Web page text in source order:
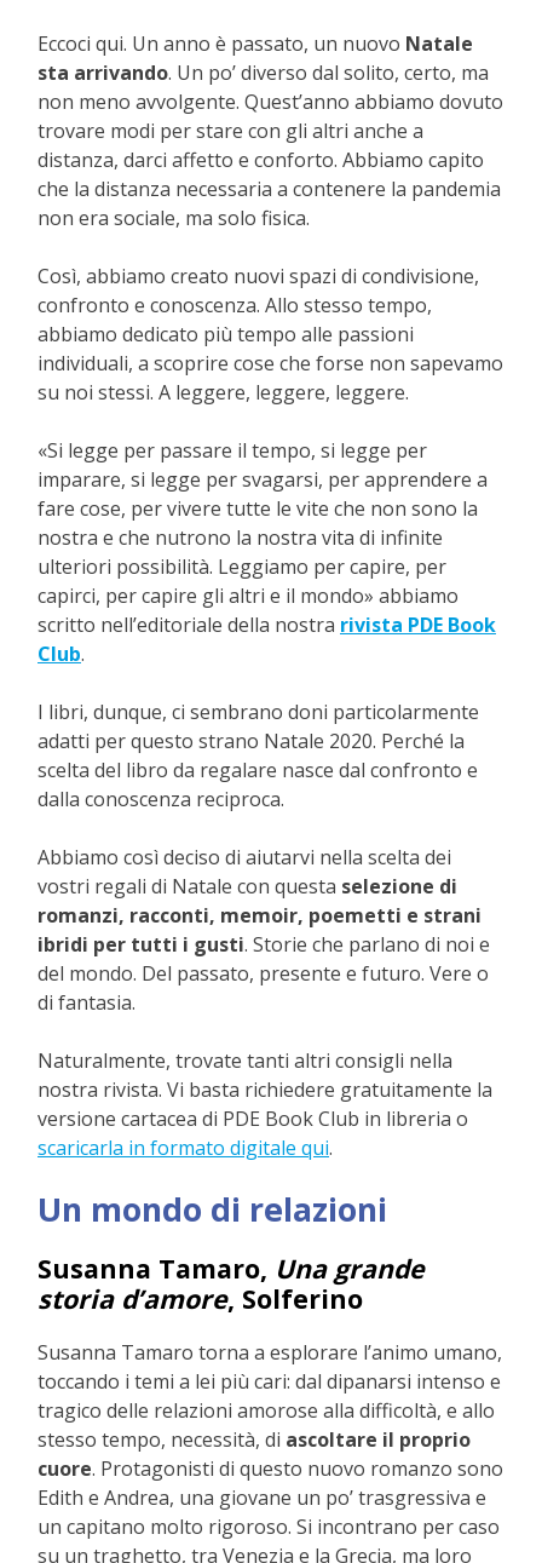
Eccoci qui. Un anno è passato, un nuovo Natale
sta arrivando. Un po’ diverso dal solito, certo, ma
non meno avvolgente. Quest’anno abbiamo dovuto
trovare modi per stare con gli altri anche a
distanza, darci affetto e conforto. Abbiamo capito
che la distanza necessaria a contenere la pandemia
non era sociale, ma solo fisica.
Così, abbiamo creato nuovi spazi di condivisione,
confronto e conoscenza. Allo stesso tempo,
abbiamo dedicato più tempo alle passioni
individuali, a scoprire cose che forse non sapevamo
su noi stessi. A leggere, leggere, leggere.
«Si legge per passare il tempo, si legge per
imparare, si legge per svagarsi, per apprendere a
fare cose, per vivere tutte le vite che non sono la
nostra e che nutrono la nostra vita di infinite
ulteriori possibilità. Leggiamo per capire, per
capirci, per capire gli altri e il mondo» abbiamo
scritto nell’editoriale della nostra rivista PDE Book
Club.
I libri, dunque, ci sembrano doni particolarmente
adatti per questo strano Natale 2020. Perché la
scelta del libro da regalare nasce dal confronto e
dalla conoscenza reciproca.
Abbiamo così deciso di aiutarvi nella scelta dei
vostri regali di Natale con questa selezione di
romanzi, racconti, memoir, poemetti e strani
ibridi per tutti i gusti. Storie che parlano di noi e
del mondo. Del passato, presente e futuro. Vere o
di fantasia.
Naturalmente, trovate tanti altri consigli nella
nostra rivista. Vi basta richiedere gratuitamente la
versione cartacea di PDE Book Club in libreria o
scaricarla in formato digitale qui.
Un mondo di relazioni
Susanna Tamaro, Una grande
storia d’amore, Solferino
Susanna Tamaro torna a esplorare l’animo umano,
toccando i temi a lei più cari: dal dipanarsi intenso e
tragico delle relazioni amorose alla difficoltà, e allo
stesso tempo, necessità, di ascoltare il proprio
cuore. Protagonisti di questo nuovo romanzo sono
Edith e Andrea, una giovane un po’ trasgressiva e
un capitano molto rigoroso. Si incontrano per caso
su un traghetto, tra Venezia e la Grecia, ma loro